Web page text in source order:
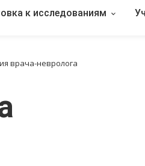
к исследованиям
врача-невролога